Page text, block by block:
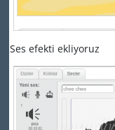
Ses efekti ekliyoruz